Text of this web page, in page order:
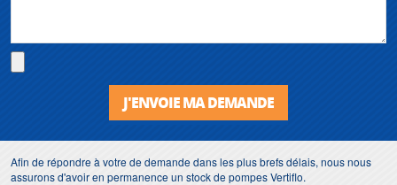
J'ENVOIE MA DEMANDE
Afin de répondre à votre de demande dans les plus brefs délais, nous nous
assurons d'avoir en permanence un stock de pompes Vertiflo.